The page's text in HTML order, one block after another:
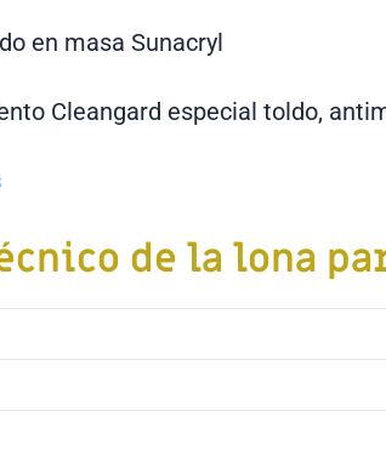
en masa Sunacryl
Cleangard especial toldo,
de la lona